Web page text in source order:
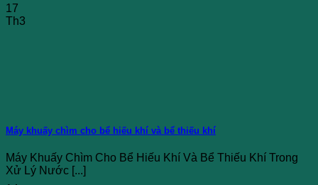
17
Th3
Máy khuấy chìm cho bể hiếu khí và bể thiếu khí
Máy Khuấy Chìm Cho Bể Hiếu Khí Và Bể Thiếu Khí Trong
Xử Lý Nước [...]